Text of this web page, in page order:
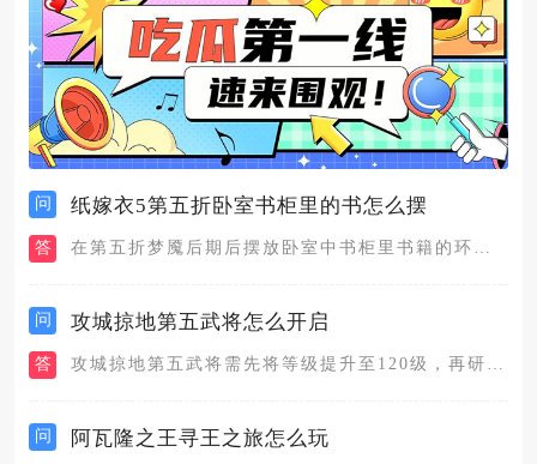
问 纸嫁衣5第五折卧室书柜里的书怎么摆
答
问 攻城掠地第五武将怎么开启
答
问 阿瓦隆之王寻王之旅怎么玩